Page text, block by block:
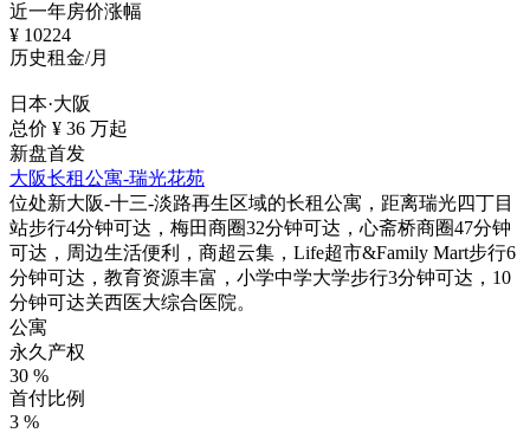
近一年房价涨幅
¥ 10224
历史租金/月
日本·大阪
总价 ¥ 36 万起
新盘首发
大阪长租公寓-瑞光花苑
位处新大阪-十三-淡路再生区域的长租公寓，距离瑞光四丁目
站步行4分钟可达，梅田商圈32分钟可达，心斋桥商圈47分钟
可达，周边生活便利，商超云集，Life超市&Family Mart步行6
分钟可达，教育资源丰富，小学中学大学步行3分钟可达，10
分钟可达关西医大综合医院。
公寓
永久产权
30 %
首付比例
3 %